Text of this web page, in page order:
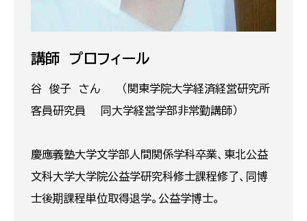
講師 プロフィール
谷 俊子 さん （関東学院大学経済経営研究所
客員研究員 同大学経営学部非常勤講師）
慶應義塾大学文学部人間関係学科卒業、東北公益
文科大学大学院公益学研究科修士課程修了、同博
士後期課程単位取得退学。公益学博士。